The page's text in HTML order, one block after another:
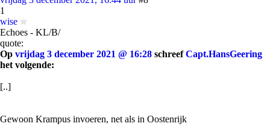
1
wise
Echoes - KL/B/
quote:
Op vrijdag 3 december 2021 @ 16:28 schreefCapt.HansGeering
het volgende:
[..]
Gewoon Krampus invoeren, net als in Oostenrijk